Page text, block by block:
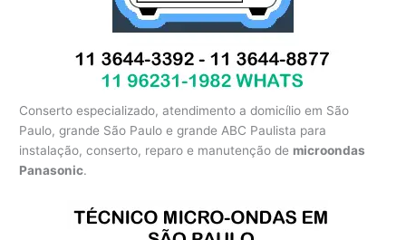
Conserto especializado, atendimento a domicílio em São
Paulo, grande São Paulo e grande ABC Paulista para
instalação, conserto, reparo e manutenção de microondas
Panasonic.